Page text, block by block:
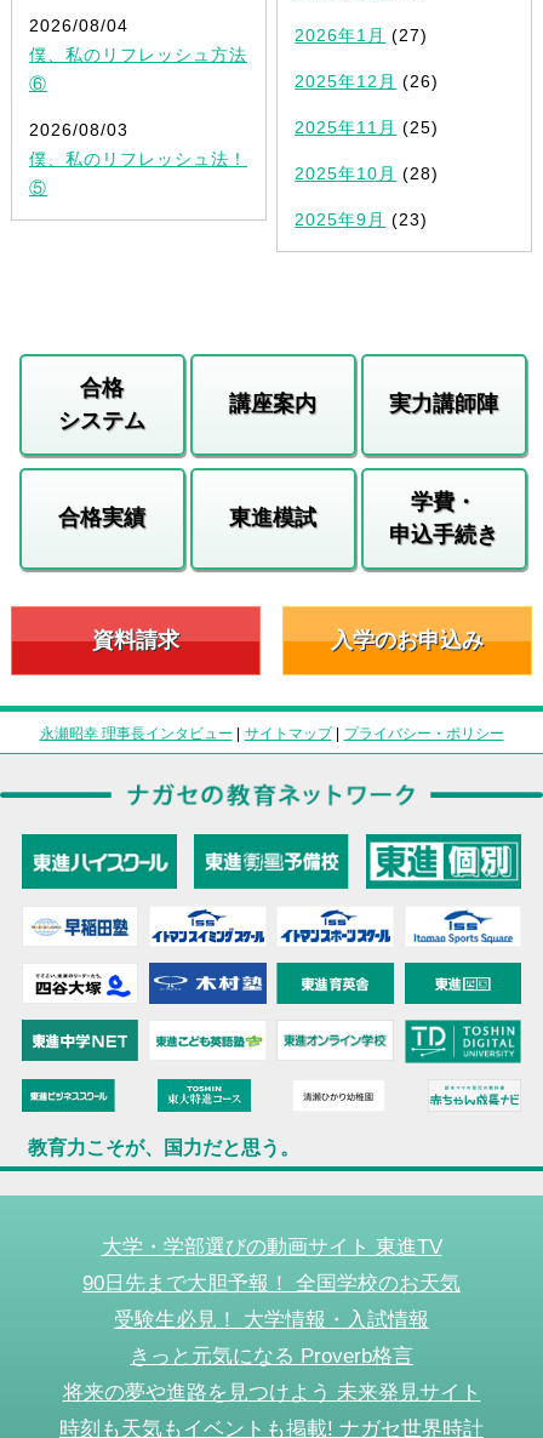
2026/08/04
僕、私のリフレッシュ方法
⑥
2026/08/03
僕、私のリフレッシュ法！
⑤
2026年1月 (27)
2025年12月 (26)
2025年11月 (25)
2025年10月 (28)
2025年9月 (23)
合格
システム
講座案内 実力講師陣
合格実績 東進模試
学費・
申込手続き
資料請求 入学のお申込み
永瀬昭幸 理事長インタビュー | サイトマップ| プライバシー・ポリシー
教育力こそが、国力だと思う。
大学・学部選びの動画サイト 東進TV
90日先まで大胆予報！ 全国学校のお天気
受験生必見！ 大学情報・入試情報
きっと元気になる Proverb格言
将来の夢や進路を見つけよう 未来発見サイト
時刻も天気もイベントも掲載! ナガセ世界時計